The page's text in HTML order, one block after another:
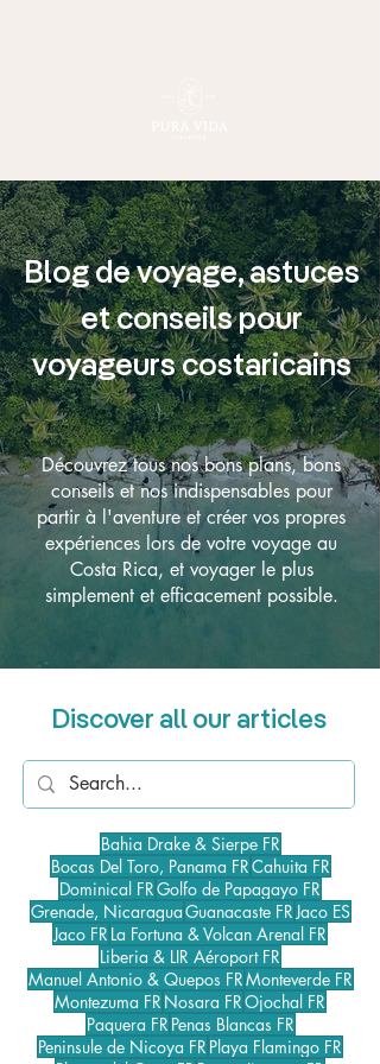
Blog de voyage, astuces
et conseils pour
voyageurs costaricains
Découvrez tous nos bons plans, bons
conseils et nos indispensables pour
partir à l'aventure et créer vos propres
expériences lors de votre voyage au
Costa Rica, et voyager le plus
simplement et efficacement possible.
Discover all our articles
Bahia Drake & Sierpe FR
Bocas Del Toro, Panama FRCahuita FR
Dominical FRGolfo de Papagayo FR
Grenade, NicaraguaGuanacaste FRJaco ES
Jaco FR La Fortuna & Volcan Arenal FR
Liberia & LIR Aéroport FR
Manuel Antonio & Quepos FRMonteverde FR
Montezuma FR Nosara FROjochal FR
Paquera FR Penas Blancas FR
Peninsule de Nicoya FR Playa Flamingo FR